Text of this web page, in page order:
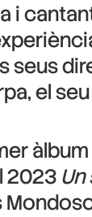
i
seus
el
àlbum
2023